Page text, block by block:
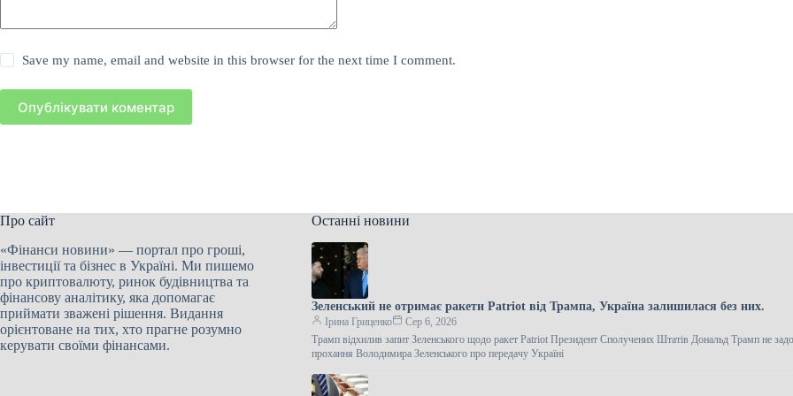
Save my name, email and website in this browser for the next time I comment.
Опублікувати коментар
Про сайт
«Фінанси новини» — портал про гроші,
інвестиції та бізнес в Україні. Ми пишемо
про криптовалюту, ринок будівництва та
фінансову аналітику, яка допомагає
приймати зважені рішення. Видання
орієнтоване на тих, хто прагне розумно
керувати своїми фінансами.
Останні новини
Зеленський не отримає ракети Patriot від Трампа, Україна залишилася без них.
Ірина Гриценко
Сер 6, 2026
Трамп відхилив запит Зеленського щодо ракет Patriot Президент Сполучених Штатів Дональд Трамп не
прохання Володимира Зеленського про передачу Україні